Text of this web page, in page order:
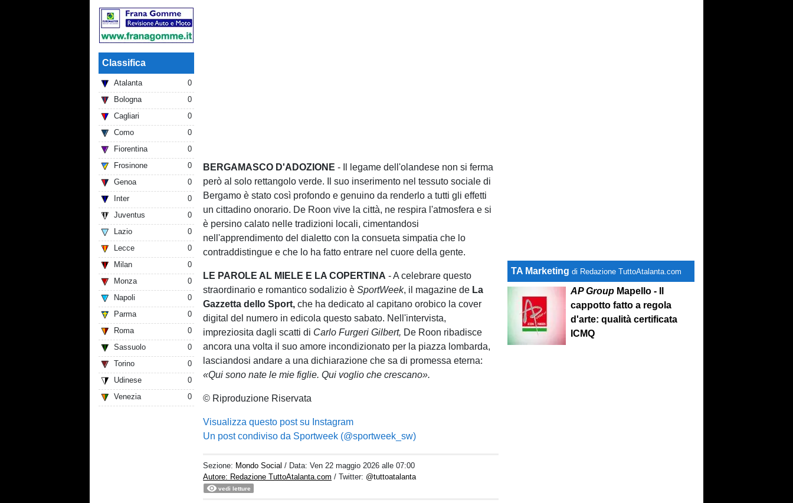
Classifica
Atalanta
0
Bologna
0
Cagliari
0
Como
0
Fiorentina
0
Frosinone
0
Genoa
0
Inter
0
Juventus
0
Lazio
0
Lecce
0
Milan
0
Monza
0
Napoli
0
Parma
0
Roma
0
Sassuolo
0
Torino
0
Udinese
0
Venezia
0
BERGAMASCO D'ADOZIONE - Il legame dell'olandese non si ferma
però al solo rettangolo verde. Il suo inserimento nel tessuto sociale di
Bergamo è stato così profondo e genuino da renderlo a tutti gli effetti
un cittadino onorario. De Roon vive la città, ne respira l'atmosfera e si
è persino calato nelle tradizioni locali, cimentandosi
nell'apprendimento del dialetto con la consueta simpatia che lo
contraddistingue e che lo ha fatto entrare nel cuore della gente.
LE PAROLE AL MIELE E LA COPERTINA - A celebrare questo
straordinario e romantico sodalizio èSportWeek, il magazine de La
Gazzetta dello Sport, che ha dedicato al capitano orobico la cover
digital del numero in edicola questo sabato. Nell'intervista,
impreziosita dagli scatti di Carlo Furgeri Gilbert, De Roon ribadisce
ancora una volta il suo amore incondizionato per la piazza lombarda,
lasciandosi andare a una dichiarazione che sa di promessa eterna:
«Qui sono nate le mie figlie. Qui voglio che crescano».
© Riproduzione Riservata
Visualizza questo post su Instagram
Un post condiviso da Sportweek (@sportweek_sw)
Sezione: Mondo Social / Data:Ven 22 maggio 2026 alle 07:00
Autore: Redazione TuttoAtalanta.com / Twitter: @tuttoatalanta
vedi letture
TA Marketing di Redazione TuttoAtalanta.com
AP Group Mapello - Il
cappotto fatto a regola
d'arte: qualità certificata
ICMQ